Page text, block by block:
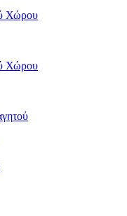
Χώρου
Χώρου